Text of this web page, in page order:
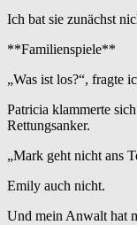
Ich bat sie zunächst
**Familienspiele**
„Was ist los?“, fragte
Patricia klammerte
Rettungsanker.
„Mark geht nicht ans
Emily auch nicht.
Und mein Anwalt hat